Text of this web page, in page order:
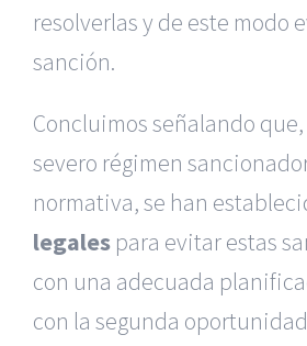
resolverlas y de este modo
sanción.
Concluimos señalando
severo régimen
normativa, se han
legales para evitar estas
con una adecuada
con la segunda